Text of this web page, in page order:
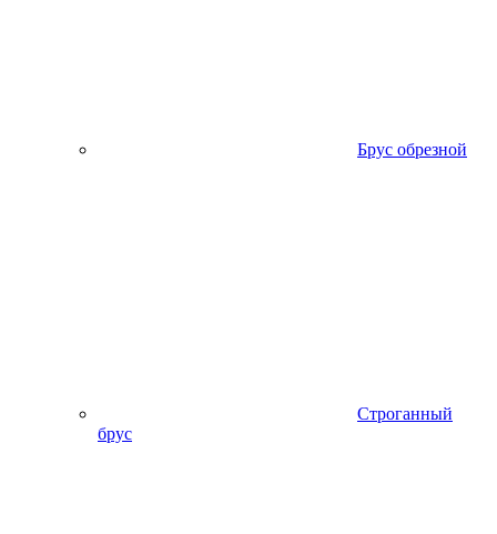
Брус обрезной
Строганный
брус